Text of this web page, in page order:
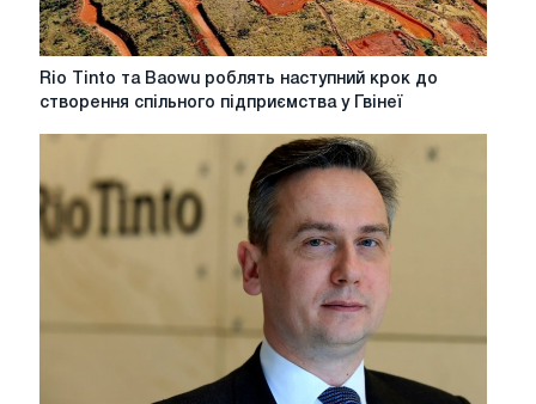
Rio
наступний
крок
до
Rio Tinto та Baowu роблять наступний крок до
створення спільного підприємства у Гвінеї